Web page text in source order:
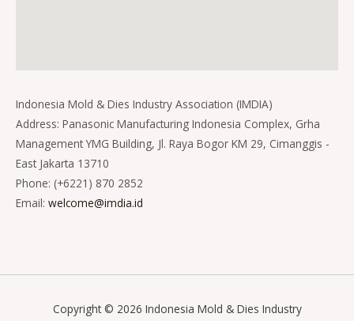
Indonesia Mold & Dies Industry Association (IMDIA)
Address: Panasonic Manufacturing Indonesia Complex, Grha
Management YMG Building, Jl. Raya Bogor KM 29, Cimanggis -
East Jakarta 13710
Phone: (+6221) 870 2852
Email: welcome@imdia.id
Copyright © 2026 Indonesia Mold & Dies Industry